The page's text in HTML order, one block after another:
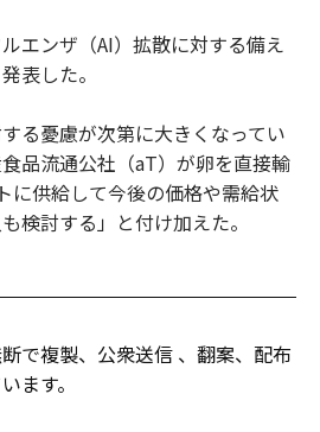
エンザ（AI）拡散に対する備え
表した。
る憂慮が次第に大きくなってい
品流通公社（aT）が卵を直接輸
に供給して今後の価格や需給状
検討する」と付け加えた。
で複製、公衆送信 、翻案、配布
ます。